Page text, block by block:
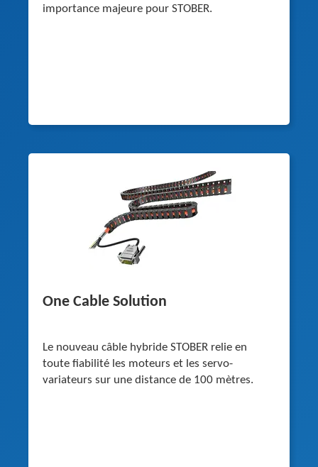
importance majeure pour STOBER.
One Cable Solution
Le nouveau câble hybride STOBER relie en
toute fiabilité les moteurs et les servo-
variateurs sur une distance de 100 mètres.